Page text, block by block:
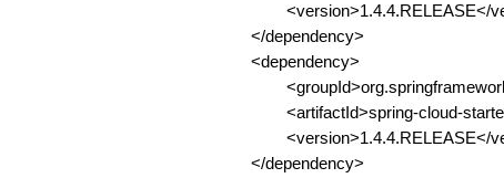
<version>1.4.4.RELEASE</
</dependency>
<dependency>
<artifactId>spring-cloud-
<version>1.4.4.RELEASE</
</dependency>